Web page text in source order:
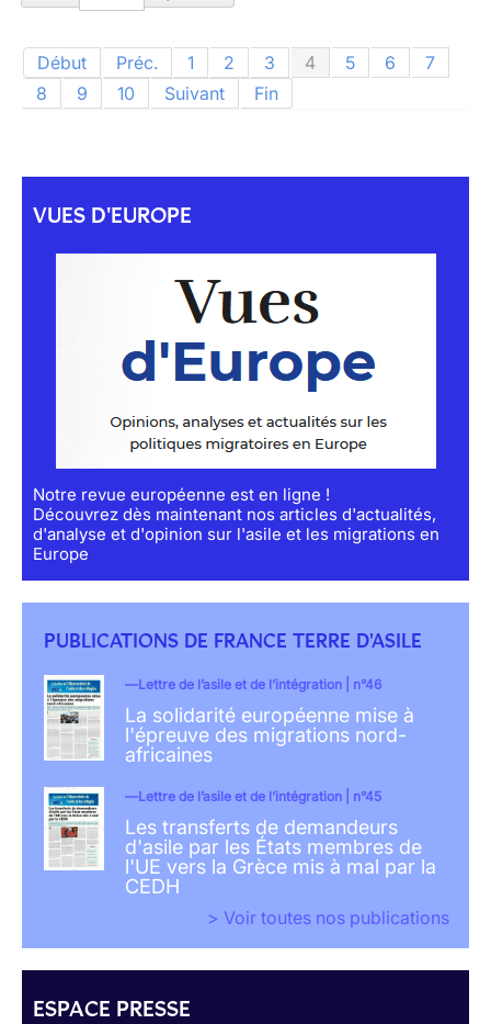
Début Préc. 1 2 3 4 5 6
7
8
9 10 Suivant Fin
VUES D'EUROPE
Notre revue européenne est en ligne !
Découvrez dès maintenant nos articles d'actualités,
d'analyse et d'opinion sur l'asile et les migrations en
Europe
PUBLICATIONS DE FRANCE TERRE D'ASILE
Lettre de l’asile et de l’intégration | n°46
La solidarité européenne mise à
l'épreuve des migrations nord-
africaines
Lettre de l’asile et de l’intégration | n°45
Les transferts de demandeurs
d'asile par les États membres de
l'UE vers la Grèce mis à mal par la
CEDH
> Voir toutes nos publications
ESPACE PRESSE